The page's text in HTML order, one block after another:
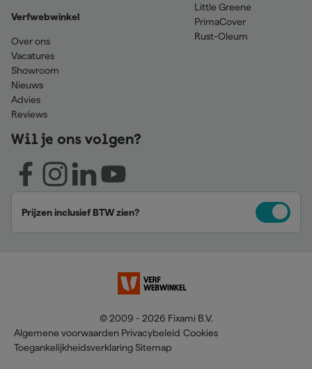
Verfwebwinkel
Over ons
Vacatures
Showroom
Nieuws
Advies
Reviews
Little Greene
PrimaCover
Rust-Oleum
Wil je ons volgen?
Prijzen inclusief BTW zien?
© 2009 - 2026 Fixami B.V.
Algemene voorwaarden Privacybeleid Cookies
Toegankelijkheidsverklaring Sitemap